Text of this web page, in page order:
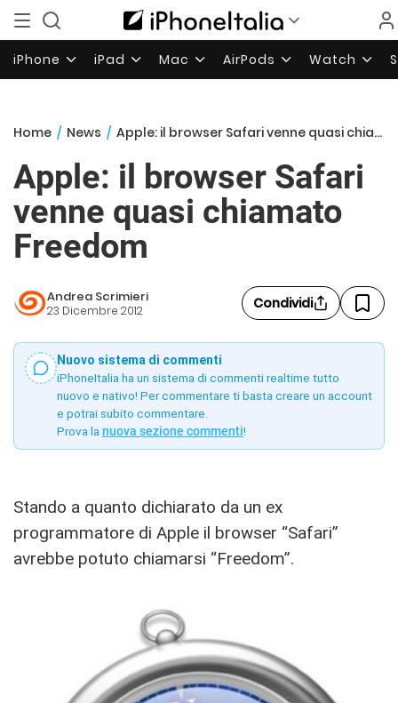
iPhone iPad Mac AirPods Watch
Home / News / Apple: il browser Safari venne quasi chiamato Freedom
Apple: il browser Safari
venne quasi chiamato
Freedom
Andrea Scrimieri
23 Dicembre 2012 Condividi
Nuovo sistema di commenti
iPhoneItalia ha un sistema di commenti realtime tutto
nuovo e nativo! Per commentare ti basta creare un account
e potrai subito commentare.
Prova la nuova sezione commenti!
Stando a quanto dichiarato da un ex
programmatore di Apple il browser “Safari”
avrebbe potuto chiamarsi “Freedom”.